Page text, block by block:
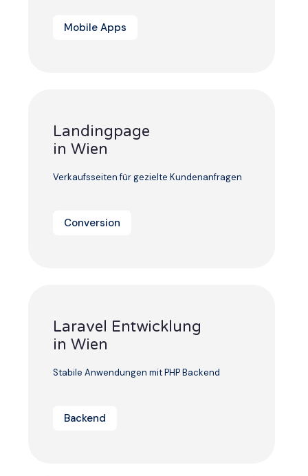
Mobile Apps
Landingpage
in Wien
Verkaufsseiten für gezielte Kundenanfragen
Conversion
Laravel Entwicklung
in Wien
Stabile Anwendungen mit PHP Backend
Backend